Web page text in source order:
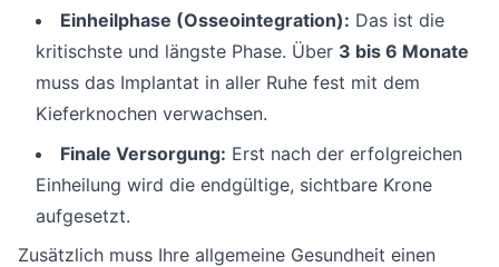
Einheilphase (Osseointegration): Das ist die
kritischste und längste Phase. Über 3 bis 6 Monate
muss das Implantat in aller Ruhe fest mit dem
Kieferknochen verwachsen.
Finale Versorgung: Erst nach der erfolgreichen
Einheilung wird die endgültige, sichtbare Krone
aufgesetzt.
Zusätzlich muss Ihre allgemeine Gesundheit einen